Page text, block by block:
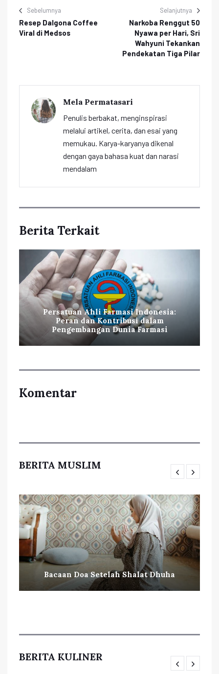
Sebelumnya
Resep Dalgona Coffee
Viral di Medsos
Selanjutnya
Narkoba Renggut 50
Nyawa per Hari, Sri
Wahyuni Tekankan
Pendekatan Tiga Pilar
Mela Permatasari
Penulis berbakat, menginspirasi
melalui artikel, cerita, dan esai yang
memukau. Karya-karyanya dikenal
dengan gaya bahasa kuat dan narasi
mendalam
Berita Terkait
Persatuan Ahli Farmasi Indonesia:
Peran dan Kontribusi dalam
Pengembangan Dunia Farmasi
Komentar
BERITA MUSLIM
Bacaan Doa Setelah Shalat Dhuha
BERITA KULINER